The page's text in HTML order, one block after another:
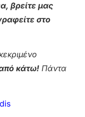
βρείτε μας
στο
κάτω! Πάντα